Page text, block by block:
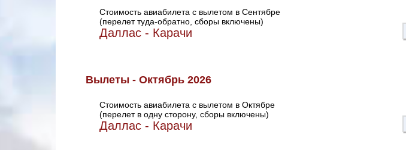
Стоимость авиабилета с вылетом в Сентябре
(перелет туда-обратно, сборы включены)
Даллас - Карачи
Вылеты - Октябрь 2026
Стоимость авиабилета с вылетом в Октябре
(перелет в одну сторону, сборы включены)
Даллас - Карачи